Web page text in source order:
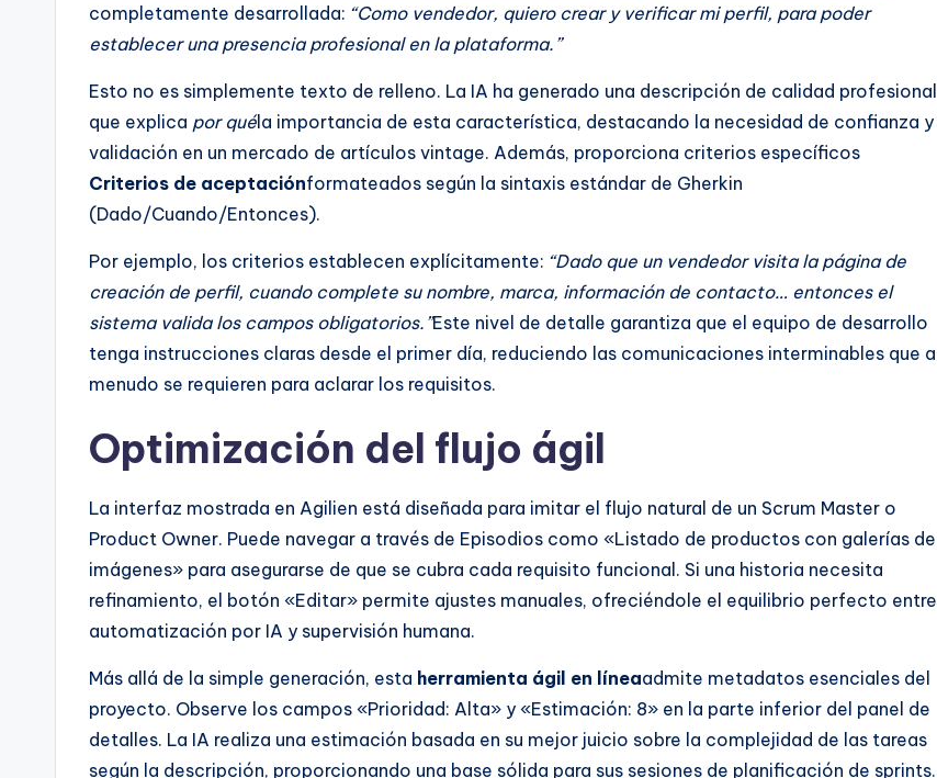
completamente desarrollada: “Como vendedor, quiero crear y verificar mi perfil, para poder
establecer una presencia profesional en la plataforma.”
Esto no es simplemente texto de relleno. La IA ha generado una descripción de calidad profesional
que explica por quéla importancia de esta característica, destacando la necesidad de confianza y
validación en un mercado de artículos vintage. Además, proporciona criterios específicos
Criterios de aceptaciónformateados según la sintaxis estándar de Gherkin
(Dado/Cuando/Entonces).
Por ejemplo, los criterios establecen explícitamente: “Dado que un vendedor visita la página de
creación de perfil, cuando complete su nombre, marca, información de contacto… entonces el
sistema valida los campos obligatorios.”Este nivel de detalle garantiza que el equipo de desarrollo
tenga instrucciones claras desde el primer día, reduciendo las comunicaciones interminables que a
menudo se requieren para aclarar los requisitos.
Optimización del flujo ágil
La interfaz mostrada en Agilien está diseñada para imitar el flujo natural de un Scrum Master o
Product Owner. Puede navegar a través de Episodios como «Listado de productos con galerías de
imágenes» para asegurarse de que se cubra cada requisito funcional. Si una historia necesita
refinamiento, el botón «Editar» permite ajustes manuales, ofreciéndole el equilibrio perfecto entre
automatización por IA y supervisión humana.
Más allá de la simple generación, esta herramienta ágil en líneaadmite metadatos esenciales del
proyecto. Observe los campos «Prioridad: Alta» y «Estimación: 8» en la parte inferior del panel de
detalles. La IA realiza una estimación basada en su mejor juicio sobre la complejidad de las tareas
según la descripción, proporcionando una base sólida para sus sesiones de planificación de sprints.